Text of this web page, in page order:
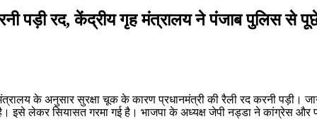
पड़ी रद, केंद्रीय गृह मंत्रालय ने पंजाब पुलिस से
के अनुसार सुरक्षा चूक के कारण प्रधानमंत्री की रैली रद करनी पड़ी।
इसे लेकर सियासत गरमा गई है। भाजपा के अध्यक्ष जेपी नड्डा ने कांग्रेस और